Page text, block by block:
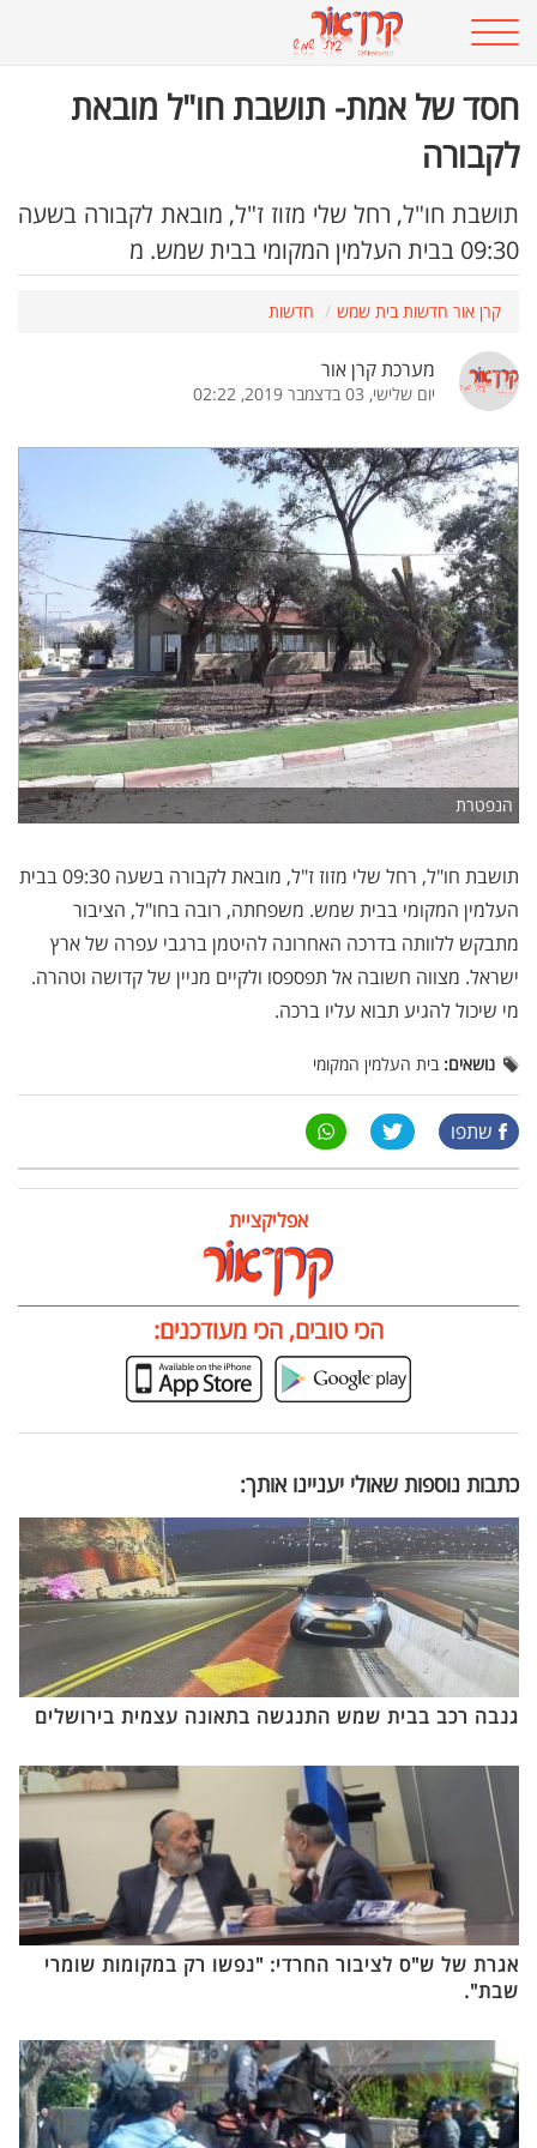
חסד של אמת- תושבת חו"ל מובאת
לקבורה
תושבת חו"ל, רחל שלי מזוז ז"ל, מובאת לקבורה בשעה
09:30 בבית העלמין המקומי בבית שמש. מ
קרן אור חדשות בית שמש חדשות
מערכת קרן אור
יום שלישי, 03 בדצמבר 2019, 02:22
הנפטרת
תושבת חו"ל, רחל שלי מזוז ז"ל, מובאת לקבורה בשעה 09:30 בבית
העלמין המקומי בבית שמש. משפחתה, רובה בחו"ל, הציבור
מתבקש ללוותה בדרכה האחרונה להיטמן ברגבי עפרה של ארץ
ישראל. מצווה חשובה אל תפספסו ולקיים מניין של קדושה וטהרה.
מי שיכול להגיע תבוא עליו ברכה.
נושאים: בית העלמין המקומי
שתפו
אפליקציית
הכי טובים, הכי מעודכנים:
כתבות נוספות שאולי יעניינו אותך:
גנבה רכב בבית שמש התנגשה בתאונה עצמית בירושלים
אגרת של ש"ס לציבור החרדי: "נפשו רק במקומות שומרי
שבת".